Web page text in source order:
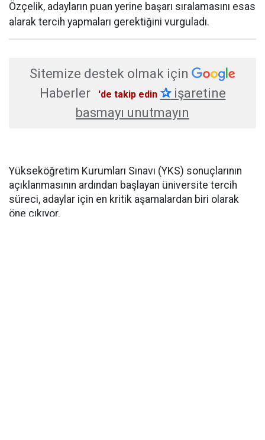
Özçelik, adayların puan yerine başarı sıralamasını esas
alarak tercih yapmaları gerektiğini vurguladı.
Sitemize destek olmak için
Haberler
'de takip edin ✰işaretine
basmayı unutmayın
Yükseköğretim Kurumları Sınavı (YKS) sonuçlarının
açıklanmasının ardından başlayan üniversite tercih
süreci, adaylar için en kritik aşamalardan biri olarak
öne çıkıyor.